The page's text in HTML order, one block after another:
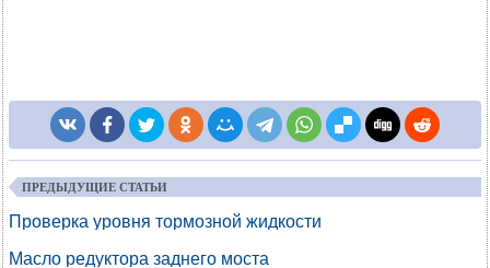
ПРЕДЫДУЩИЕ СТАТЬИ
Проверка уровня тормозной жидкости
Масло редуктора заднего моста